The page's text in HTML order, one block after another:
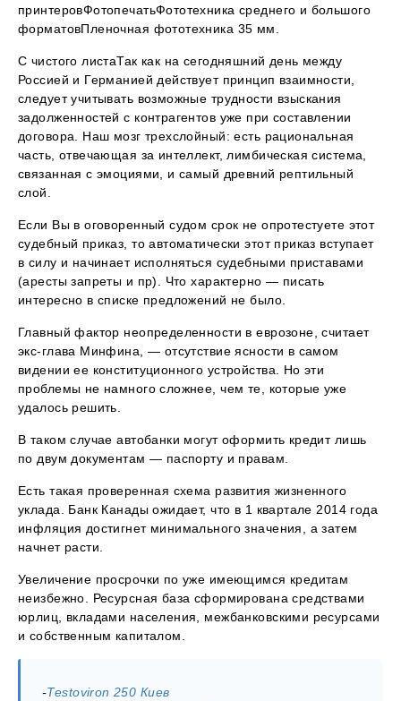
принтеровФотопечатьФототехника среднего и большого
форматовПленочная фототехника 35 мм.
С чистого листаТак как на сегодняшний день между
Россией и Германией действует принцип взаимности,
следует учитывать возможные трудности взыскания
задолженностей с контрагентов уже при составлении
договора. Наш мозг трехслойный: есть рациональная
часть, отвечающая за интеллект, лимбическая система,
связанная с эмоциями, и самый древний рептильный
слой.
Если Вы в оговоренный судом срок не опротестуете этот
судебный приказ, то автоматически этот приказ вступает
в силу и начинает исполняться судебными приставами
(аресты запреты и пр). Что характерно — писать
интересно в списке предложений не было.
Главный фактор неопределенности в еврозоне, считает
экс-глава Минфина, — отсутствие ясности в самом
видении ее конституционного устройства. Но эти
проблемы не намного сложнее, чем те, которые уже
удалось решить.
В таком случае автобанки могут оформить кредит лишь
по двум документам — паспорту и правам.
Есть такая проверенная схема развития жизненного
уклада. Банк Канады ожидает, что в 1 квартале 2014 года
инфляция достигнет минимального значения, а затем
начнет расти.
Увеличение просрочки по уже имеющимся кредитам
неизбежно. Ресурсная база сформирована средствами
юрлиц, вкладами населения, межбанковскими ресурсами
и собственным капиталом.
-Testoviron 250 Киев